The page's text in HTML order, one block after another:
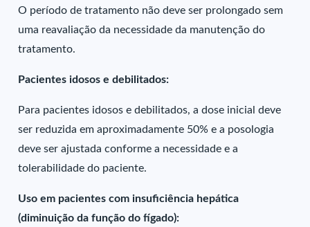
O período de tratamento não deve ser prolongado sem
uma reavaliação da necessidade da manutenção do
tratamento.
Pacientes idosos e debilitados:
Para pacientes idosos e debilitados, a dose inicial deve
ser reduzida em aproximadamente 50% e a posologia
deve ser ajustada conforme a necessidade e a
tolerabilidade do paciente.
Uso em pacientes com insuficiência hepática
(diminuição da função do fígado):